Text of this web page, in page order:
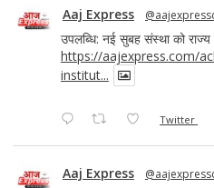
Aaj Express
उपलब्धि: नई सुबह संस्था को राज्य
https://aajexpress.com/
institut...
Twitter
Aaj Express